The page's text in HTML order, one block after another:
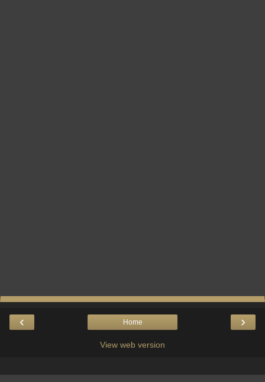
‹ ›
Home
View web version